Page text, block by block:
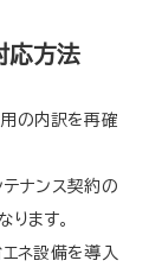
応方法
の内訳を再確
ナンス契約の
ます。
エネ設備を導入